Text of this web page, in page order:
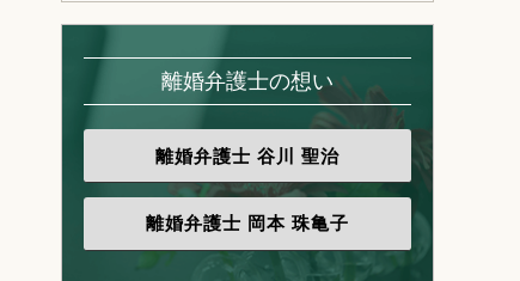
離婚弁護士の想い
離婚弁護士 谷川 聖治
離婚弁護士 岡本 珠亀子